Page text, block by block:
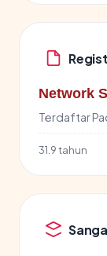
Network
Terdaftar
31.9 tahun